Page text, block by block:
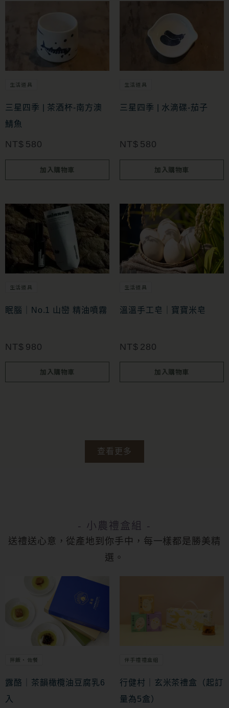
生活道具
三星四季 | 茶酒杯-南方澳
鯖魚
NT$ 580
加入購物車
生活道具
三星四季 | 水滴碟-茄子
NT$ 580
加入購物車
生活道具
眠腦｜No.1 山巒 精油噴霧
NT$ 980
加入購物車
生活道具
溫溫手工皂｜寶寶米皂
NT$ 280
加入購物車
查看更多
- 小農禮盒組 -
送禮送心意，從產地到你手中，每一樣都是勝美精
選。
拌飯・佐餐
露酪｜茶韻橄欖油豆腐乳6
入
伴手禮禮盒組
行健村｜玄米茶禮盒（起訂
量為5盒）